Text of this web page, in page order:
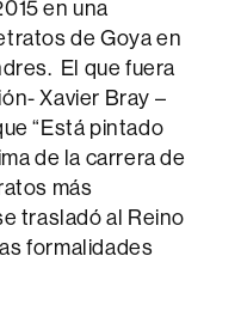
en una
de Goya en
El que fuera
Xavier Bray –
“Está pintado
de la carrera de
más
trasladó al Reino
formalidades